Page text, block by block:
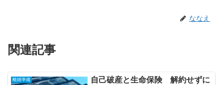
ななえ
関連記事
離婚準備
自己破産と生命保険 解約せずに